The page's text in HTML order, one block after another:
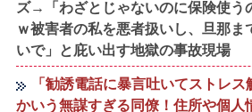
ズ→「わざとじゃないのに保険使う
ｗ被害者の私を悪者扱いし、旦那ま
いで」と庇い出す地獄の事故現場
「勧誘電話に暴言吐いてストレ
かいう無謀すぎる同僚！住所や個人